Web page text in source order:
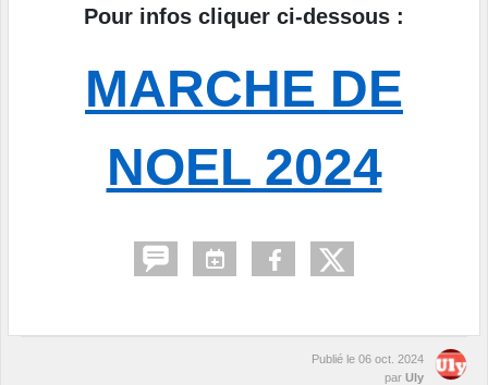
Pour infos cliquer ci-dessous :
MARCHE DE
NOEL 2024
Publié le 06 oct. 2024
par Uly